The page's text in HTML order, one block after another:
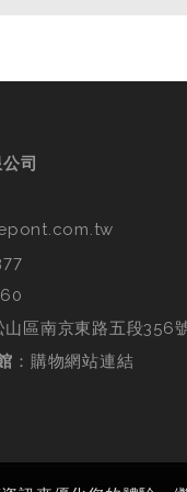
司
山區南京東路五段356
： 購物網站連結